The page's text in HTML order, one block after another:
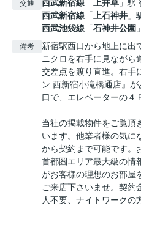
交通 西武新宿線 「 上井草 」駅
西武新宿線 「 上石神井 」
西武池袋線 「石神井公園
備考
新宿駅西口から地上に出
ニクロを右手に見ながら
交差点を渡り直進。右手
ン 西新宿小滝橋通店』
口で、エレベーターの４
当社の掲載物件をご覧頂
います。他業者様の気に
から契約まで可能です。
首都圏エリア最大級の情
がお客様の理想のお部屋
ご来店下さいませ。契約
人不要、ナイトワークの